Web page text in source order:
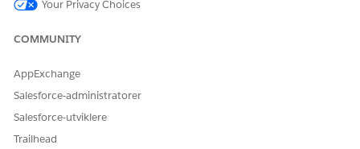
Omnistudio-datatilordning for Data 360 for Financial
Data 360
HJALP DENNE ARTIKKELEN MED Å LØSE PROBLEMET DITT?
Your Privacy Choices
COMMUNITY
AppExchange
Salesforce-administratorer
Salesforce-utviklere
Trailhead